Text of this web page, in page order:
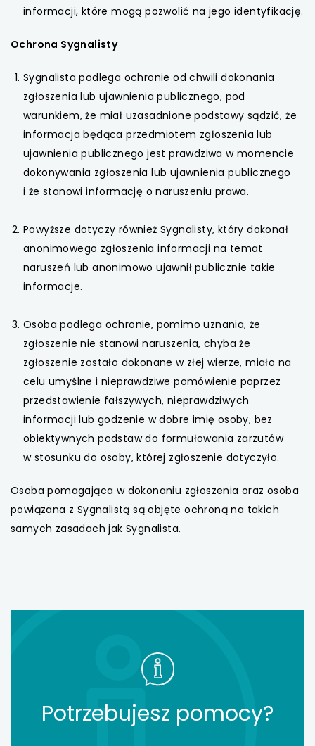
informacji, które mogą pozwolić na jego identyfikację.
Ochrona Sygnalisty
Sygnalista podlega ochronie od chwili dokonania
zgłoszenia lub ujawnienia publicznego, pod
warunkiem, że miał uzasadnione podstawy sądzić, że
informacja będąca przedmiotem zgłoszenia lub
ujawnienia publicznego jest prawdziwa w momencie
dokonywania zgłoszenia lub ujawnienia publicznego
i że stanowi informację o naruszeniu prawa.
Powyższe dotyczy również Sygnalisty, który dokonał
anonimowego zgłoszenia informacji na temat
naruszeń lub anonimowo ujawnił publicznie takie
informacje.
Osoba podlega ochronie, pomimo uznania, że
zgłoszenie nie stanowi naruszenia, chyba że
zgłoszenie zostało dokonane w złej wierze, miało na
celu umyślne i nieprawdziwe pomówienie poprzez
przedstawienie fałszywych, nieprawdziwych
informacji lub godzenie w dobre imię osoby, bez
obiektywnych podstaw do formułowania zarzutów
w stosunku do osoby, której zgłoszenie dotyczyło.
Osoba pomagająca w dokonaniu zgłoszenia oraz osoba
powiązana z Sygnalistą są objęte ochroną na takich
samych zasadach jak Sygnalista.
Potrzebujesz pomocy?